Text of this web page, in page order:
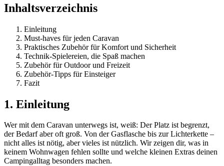
Inhaltsverzeichnis
Einleitung
Must-haves für jeden Caravan
Praktisches Zubehör für Komfort und Sicherheit
Technik-Spielereien, die Spaß machen
Zubehör für Outdoor und Freizeit
Zubehör-Tipps für Einsteiger
Fazit
1. Einleitung
Wer mit dem Caravan unterwegs ist, weiß: Der Platz ist begrenzt,
der Bedarf aber oft groß. Von der Gasflasche bis zur Lichterkette –
nicht alles ist nötig, aber vieles ist nützlich. Wir zeigen dir, was in
keinem Wohnwagen fehlen sollte und welche kleinen Extras deinen
Campingalltag besonders machen.